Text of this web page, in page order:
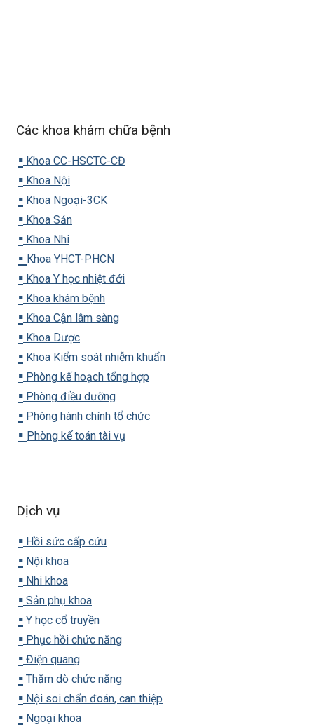
Các khoa khám chữa bệnh
▪️ Khoa CC-HSCTC-CĐ
▪️ Khoa Nội
▪️ Khoa Ngoại-3CK
▪️ Khoa Sản
▪️ Khoa Nhi
▪️ Khoa YHCT-PHCN
▪️ Khoa Y học nhiệt đới
▪️ Khoa khám bệnh
▪️ Khoa Cận lâm sàng
▪️ Khoa Dược
▪️ Khoa Kiểm soát nhiễm khuẩn
▪️ Phòng kế hoạch tổng hợp
▪️ Phòng điều dưỡng
▪️ Phòng hành chính tổ chức
▪️ Phòng kế toán tài vụ
Dịch vụ
▪️ Hồi sức cấp cứu
▪️ Nội khoa
▪️ Nhi khoa
▪️ Sản phụ khoa
▪️ Y học cổ truyền
▪️ Phục hồi chức năng
▪️ Điện quang
▪️ Thăm dò chức năng
▪️ Nội soi chẩn đoán, can thiệp
▪️ Ngoại khoa